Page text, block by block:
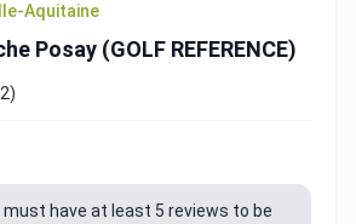
Aquitaine
Posay (GOLF REFERENCE)
have at least 5 reviews to be